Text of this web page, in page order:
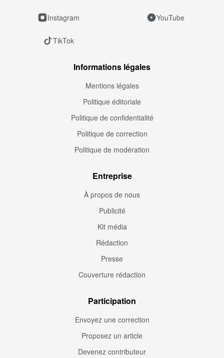
Instagram YouTube
TikTok
Informations légales
Mentions légales
Politique éditoriale
Politique de confidentialité
Politique de correction
Politique de modération
Entreprise
À propos de nous
Publicité
Kit média
Rédaction
Presse
Couverture rédaction
Participation
Envoyez une correction
Proposez un article
Devenez contributeur